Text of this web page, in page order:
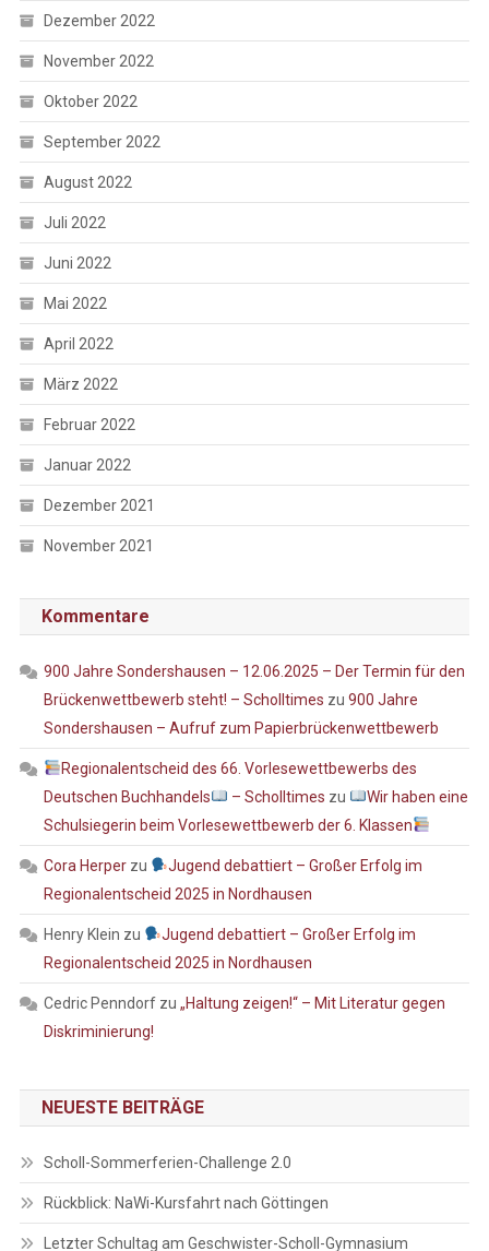
Dezember 2022
November 2022
Oktober 2022
September 2022
August 2022
Juli 2022
Juni 2022
Mai 2022
April 2022
März 2022
Februar 2022
Januar 2022
Dezember 2021
November 2021
Kommentare
900 Jahre Sondershausen – 12.06.2025 – Der Termin für den
Brückenwettbewerb steht! – Scholltimes zu 900 Jahre
Sondershausen – Aufruf zum Papierbrückenwettbewerb
Regionalentscheid des 66. Vorlesewettbewerbs des
Deutschen Buchhandels
– Scholltimes zu
Wir haben eine
Schulsiegerin beim Vorlesewettbewerb der 6. Klassen
Cora Herperzu
Jugend debattiert – Großer Erfolg im
Regionalentscheid 2025 in Nordhausen
Henry Klein zu
Jugend debattiert – Großer Erfolg im
Regionalentscheid 2025 in Nordhausen
Cedric Penndorfzu „Haltung zeigen!“ – Mit Literatur gegen
Diskriminierung!
NEUESTE BEITRÄGE
Scholl-Sommerferien-Challenge 2.0
Rückblick: NaWi-Kursfahrt nach Göttingen
Letzter Schultag am Geschwister-Scholl-Gymnasium